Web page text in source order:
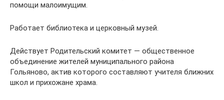
помощи малоимущим.
Работает библиотека и церковный музей.
Действует Родительский комитет — общественное
объединение жителей муниципального района
Гольяново, актив которого составляют учителя ближних
школ и прихожане храма.